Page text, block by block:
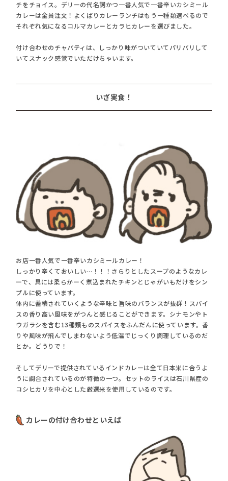
チをチョイス。デリーの代名詞かつ一番人気で一番辛いカシミール
カレーは全員注文！よくばりカレーランチはもう一種類選べるので
それぞれ気になるコルマカレーとカラヒカレーを選びました。
付け合わせのチャパティは、しっかり味がついていてパリパリして
いてスナック感覚でいただけちゃいます。
いざ実食！
お店一番人気で一番辛いカシミールカレー！
しっかり辛くておいしい…！！！さらりとしたスープのようなカレ
ーで、具には柔らかーく煮込まれたチキンとじゃがいもだけをシン
プルに使っています。
体内に蓄積されていくような辛味と旨味のバランスが抜群！スパイ
スの香り高い風味をがつんと感じることができます。シナモンやト
ウガラシを含む13種類ものスパイスをふんだんに使っています。香
りや風味が飛んでしまわないよう低温でじっくり調理しているのだ
とか。どうりで！
そしてデリーで提供されているインドカレーは全て日本米に合うよ
うに調合されているのが特徴の一つ。セットのライスは石川県産の
コシヒカリを中心とした厳選米を使用しているのです。
カレーの付け合わせといえば